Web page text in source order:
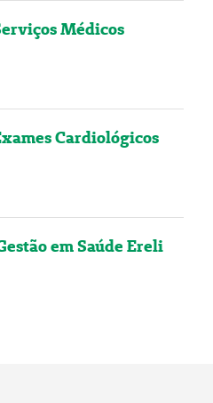
Médicos
Cardiológicos
em Saúde Ereli